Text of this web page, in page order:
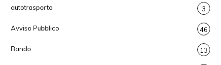
autotrasporto 3
Avviso Pubblico 46
Bando 13